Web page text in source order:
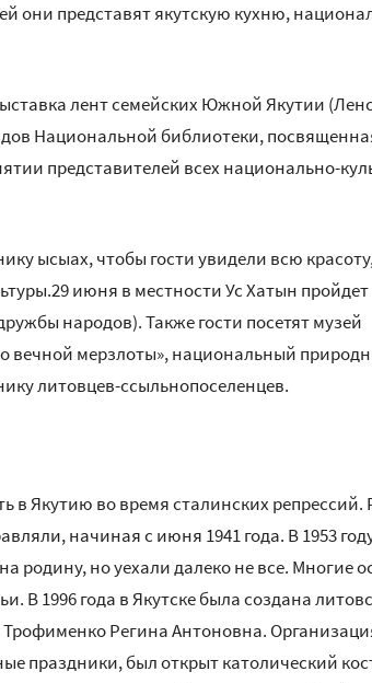
они представят якутскую кухню,
лент семейских Южной Якутии
Национальной библиотеки,
представителей всех национально-
ысыах, чтобы гости увидели всю
июня в местности Ус Хатын
народов). Также гости посетят музей
вечной мерзлоты», национальный
литовцев-ссыльнопоселенцев.
в Якутию во время сталинских репрессий.
начиная с июня 1941 года. В 1953
родину, но уехали далеко не все. Многие
В 1996 года в Якутске была создана
Регина Антоновна.
праздники, был открыт католический